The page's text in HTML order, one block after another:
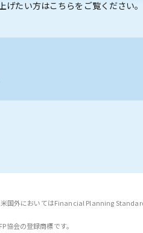
げたい方はこちらをご覧ください。
国外においてはFinancial Planning
協会の登録商標です。